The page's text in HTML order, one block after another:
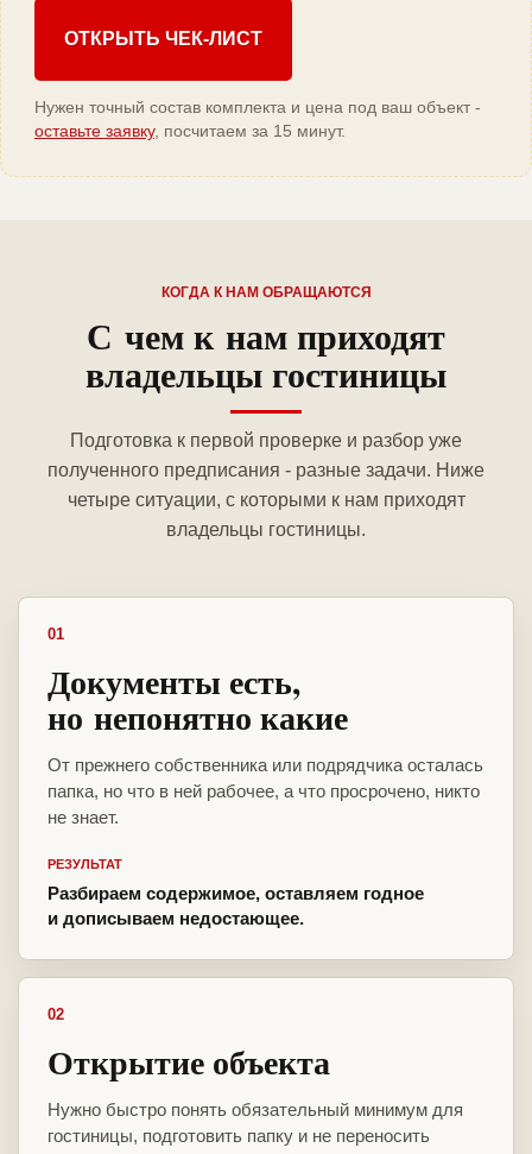
ОТКРЫТЬ ЧЕК-ЛИСТ
Нужен точный состав комплекта и цена под ваш объект -
оставьте заявку, посчитаем за 15 минут.
КОГДА К НАМ ОБРАЩАЮТСЯ
С чем к нам приходят
владельцы гостиницы
Подготовка к первой проверке и разбор уже
полученного предписания - разные задачи. Ниже
четыре ситуации, с которыми к нам приходят
владельцы гостиницы.
01
Документы есть,
но непонятно какие
От прежнего собственника или подрядчика осталась
папка, но что в ней рабочее, а что просрочено, никто
не знает.
РЕЗУЛЬТАТ
Разбираем содержимое, оставляем годное
и дописываем недостающее.
02
Открытие объекта
Нужно быстро понять обязательный минимум для
гостиницы, подготовить папку и не переносить